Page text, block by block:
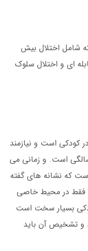
شامل اختلال بیش
ای و اختلال سلوک
کودکی است و نیازمند
است. و زمانی می
که نشانه های گفته
فقط در محیط خاصی
بسیار سخت است
و تشخیص آن باید